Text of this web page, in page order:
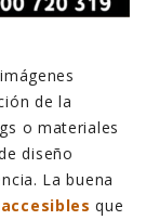
de la
o materiales
diseño
La buena
que